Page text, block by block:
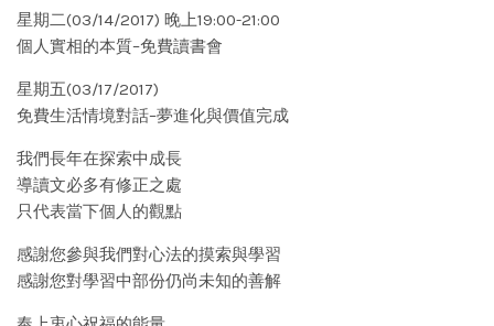
星期二(03/14/2017) 晚上19:00-21:00
個人實相的本質–免費讀書會
星期五(03/17/2017)
免費生活情境對話–夢進化與價值完成
我們長年在探索中成長
導讀文必多有修正之處
只代表當下個人的觀點
感謝您參與我們對心法的摸索與學習
感謝您對學習中部份仍尚未知的善解